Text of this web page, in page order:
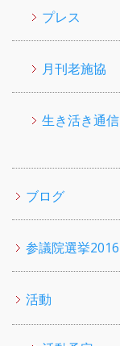
プレス
月刊老施協
生き活き通信
ブログ
参議院選挙2016
活動